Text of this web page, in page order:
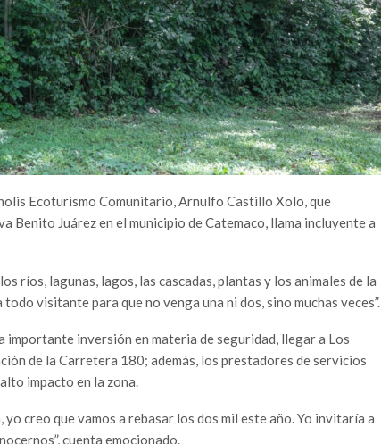
Ecoturismo Comunitario, Arnulfo Castillo Xolo, que
Benito Juárez en el municipio de Catemaco, llama incluyente a
ríos, lagunas, lagos, las cascadas, plantas y los animales de la
visitante para que no venga una ni dos, sino muchas veces”.
importante inversión en materia de seguridad, llegar a Los
de la Carretera 180; además, los prestadores de servicios
impacto en la zona.
creo que vamos a rebasar los dos mil este año. Yo invitaría a
cuenta emocionado.